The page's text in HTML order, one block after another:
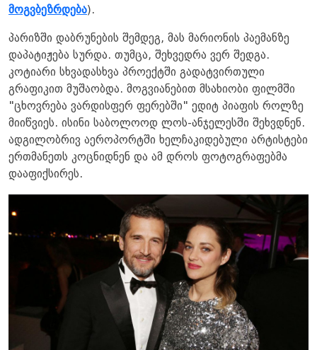
მოგვბეზრდება).
პარიზში დაბრუნების შემდეგ, მას მარიონის პაემანზე
დაპატიჟება სურდა. თუმცა, შეხვედრა ვერ შედგა.
კოტიარი სხვადასხვა პროექტში გადატვირთული
გრაფიკით მუშაობდა. მოგვიანებით მსახიობი ფილმში
"ცხოვრება ვარდისფერ ფერებში" ედიტ პიაფის როლზე
მიიწვიეს. ისინი საბოლოოდ ლოს-ანჯელესში შეხვდნენ.
ადგილობრივ აეროპორტში ხელჩაკიდებული არტისტები
ერთმანეთს კოცნიდნენ და ამ დროს ფოტოგრაფებმა
დააფიქსირეს.